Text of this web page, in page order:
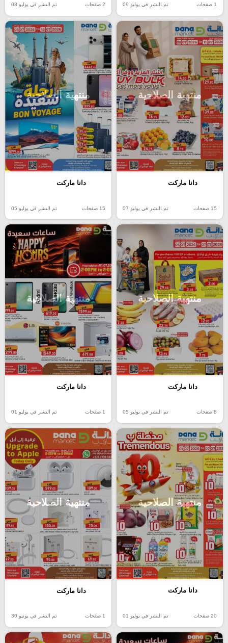
1 صفحات تم النشر في يوليو 09 2 صفحات تم النشر في يوليو 08
منتهية الصلاحية
دانا ماركت
15 صفحات تم النشر في يوليو 07
منتهية الصلاحية
دانا ماركت
15 صفحات تم النشر في يوليو 05
منتهية الصلاحية
دانا ماركت
8 صفحات تم النشر في يوليو 05
منتهية الصلاحية
دانا ماركت
1 صفحات تم النشر في يوليو 01
منتهية الصلاحية
دانا ماركت
20 صفحات تم النشر في يوليو 01
منتهية الصلاحية
دانا ماركت
1 صفحات تم النشر في يونيو 30